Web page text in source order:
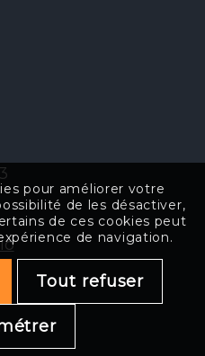
pour améliorer votre
de les désactiver,
de ces cookies peut
de navigation.
Tout refuser